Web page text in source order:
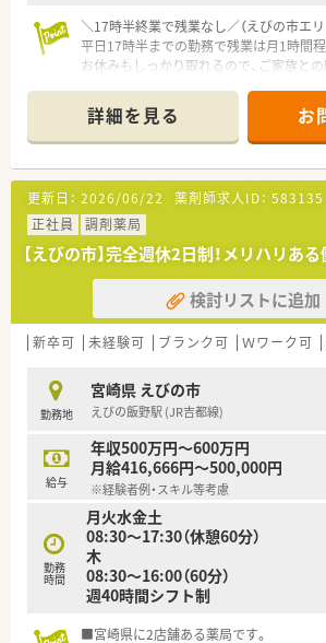
＼17時半終業で残業なし／（えびの市エリ
平日17時半までの勤務で残業は月1時間
お休みもしっかり取れるので、ご家族と
＊------------------------------------------＊
【店舗情報と応需状況について】
■えびの上江駅から徒歩5分の好立地にあ
に便利な環境が整っている調剤薬局です。
■近隣のクリニックから内科や循環器科を
処方箋を1日に約60枚ほど応需しています。
■今後は居宅などの在宅医療にも注力し
医療に深く貢献できるやりがいのある環
【法人特徴について】
■宮崎県内に複数の店舗を展開しており
た経営基盤を持つ信頼できる法人です。
に勤務できる働きやすい環境が魅力です。
■従業員の生活をサポートするため、社
費用の相談など福利厚生が充実しています
【こんな方にオススメ】
■引越し費用の相談や住宅手当の半額補
宮崎県への移住や転職をお考えの方に最適
■店舗異動がなく、一つの地域に根ざして
成したいと考える安定志向の方におすすめ
■高年収とプライベートの充実の両立を目
の良さを重視して求人をお探しの方にぴっ
詳細を見る お
更新日： 2026/06/22 薬剤師求人ID： 583135
正社員
調剤薬局
【えびの市】完全週休2日制！メリハリあ
検討リストに追加
新卒可 未経験可 ブランク可 Ｗワーク可
勤務地
宮崎県 えびの市
えびの飯野駅 (JR吉都線)
給与
年収500万円～600万円
月給416,666円～500,000円
※経験者例・スキル等考慮
勤務
時間
月火水金土
08:30～17:30（休憩60分）
木
08:30～16:00（60分）
週40時間シフト制
■宮崎県に2店舗ある薬局です。